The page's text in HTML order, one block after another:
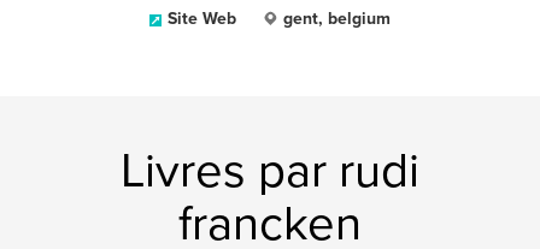
Site Web gent, belgium
Livres par rudi
francken